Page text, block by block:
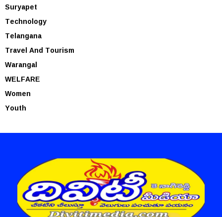
Suryapet
Technology
Telangana
Travel And Tourism
Warangal
WELFARE
Women
Youth